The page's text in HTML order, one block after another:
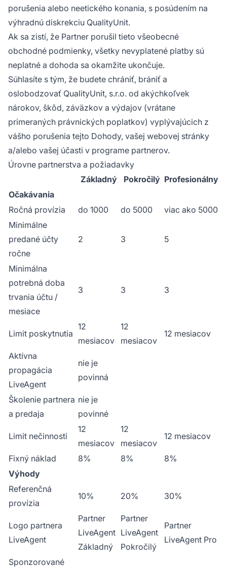
porušenia alebo neetického konania, s posúdením na
výhradnú diskrekciu QualityUnit.
Ak sa zistí, že Partner porušil tieto všeobecné
obchodné podmienky, všetky nevyplatené platby sú
neplatné a dohoda sa okamžite ukončuje.
Súhlasíte s tým, že budete chrániť, brániť a
oslobodzovať QualityUnit, s.r.o. od akýchkoľvek
nárokov, škôd, záväzkov a výdajov (vrátane
primeraných právnických poplatkov) vyplývajúcich z
vášho porušenia tejto Dohody, vašej webovej stránky
a/alebo vašej účasti v programe partnerov.
Úrovne partnerstva a požiadavky
Základný
Pokročilý Profesionálny
Očakávania
Ročná provízia
do 1000 do 5000
viac ako 5000
Minimálne
predané účty
ročne
2 3 5
Minimálna
potrebná doba
trvania účtu /
mesiace
3 3 3
Limit poskytnutia
12
mesiacov
12
mesiacov
12 mesiacov
Aktívna
propagácia
LiveAgent
nie je
povinná
Školenie partnera
a predaja
nie je
povinné
Limit nečinnosti
12
mesiacov
12
mesiacov
12 mesiacov
Fixný náklad 8% 8%
8%
Výhody
Referenčná
provízia
10% 20% 30%
Logo partnera
LiveAgent
Partner
LiveAgent
Základný
Partner
LiveAgent
Pokročilý
Partner
LiveAgent Pro
Sponzorované